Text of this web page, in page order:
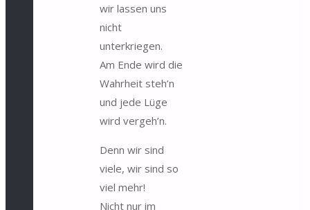
wir lassen uns
nicht
unterkriegen.
Am Ende wird die
Wahrheit steh’n
und jede Lüge
wird vergeh’n.
Denn wir sind
viele, wir sind so
viel mehr!
Nicht nur im